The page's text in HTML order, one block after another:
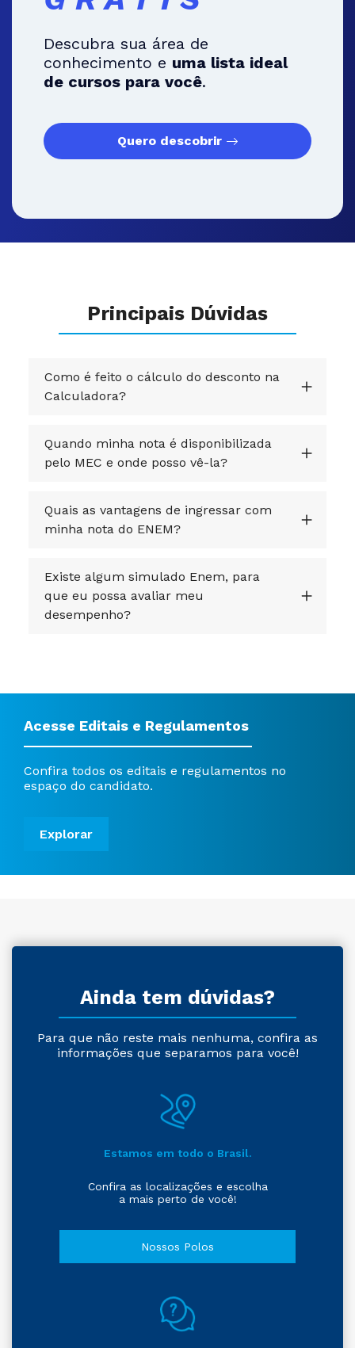
Descubra sua área de
conhecimento e uma lista ideal
de cursos para você.
Quero descobrir
Principais Dúvidas
Como é feito o cálculo do desconto na
Calculadora?
Quando minha nota é disponibilizada
pelo MEC e onde posso vê-la?
Quais as vantagens de ingressar com
minha nota do ENEM?
Existe algum simulado Enem, para
que eu possa avaliar meu
desempenho?
Acesse Editais e Regulamentos
Confira todos os editais e regulamentos no
espaço do candidato.
Explorar
Ainda tem dúvidas?
Para que não reste mais nenhuma, confira as
informações que separamos para você!
Estamos em todo o Brasil.
Confira as localizações e escolha
a mais perto de você!
Nossos Polos